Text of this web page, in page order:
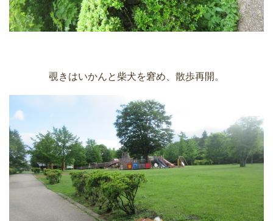
覗きはいかんと柴犬を窘め、散歩再開。